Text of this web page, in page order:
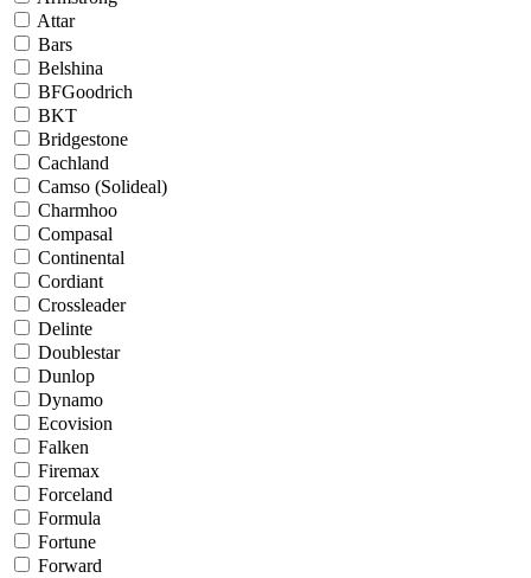
Attar
Bars
Belshina
BFGoodrich
BKT
Bridgestone
Cachland
Camso (Solideal)
Charmhoo
Compasal
Continental
Cordiant
Crossleader
Delinte
Doublestar
Dunlop
Dynamo
Ecovision
Falken
Firemax
Forceland
Formula
Fortune
Forward